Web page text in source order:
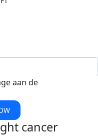
aan de
cancer